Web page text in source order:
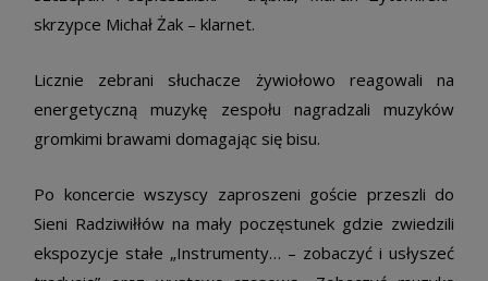
skrzypce Michał Żak – klarnet.
Licznie zebrani słuchacze żywiołowo reagowali na
energetyczną muzykę zespołu nagradzali muzyków
gromkimi brawami domagając się bisu.
Po koncercie wszyscy zaproszeni goście przeszli do
Sieni Radziwiłłów na mały poczęstunek gdzie zwiedzili
ekspozycje stałe „Instrumenty… – zobaczyć i usłyszeć